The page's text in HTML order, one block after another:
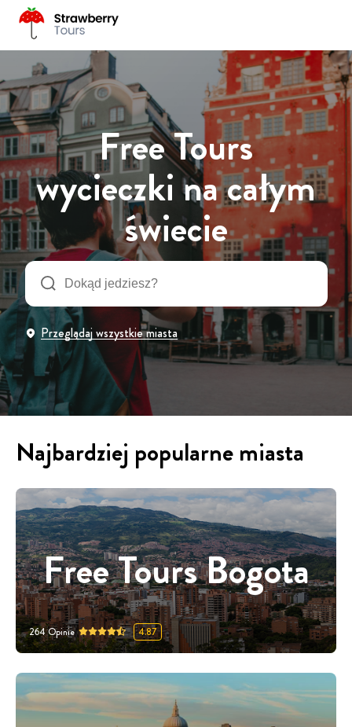
Free Tours
wycieczki na całym
świecie
Przeglądaj wszystkie miasta
Najbardziej popularne miasta
Free Tours Bogota
264Opinie 4.87